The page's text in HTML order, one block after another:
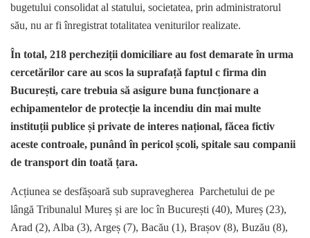
bugetului consolidat al statului, societatea, prin administratorul
său, nu ar fi înregistrat totalitatea veniturilor realizate.
În total, 218 percheziții domiciliare au fost demarate în urma
cercetărilor care au scos la suprafață faptul c firma din
București, care trebuia să asigure buna funcționare a
echipamentelor de protecție la incendiu din mai multe
instituții publice și private de interes național, făcea fictiv
aceste controale, punând în pericol școli, spitale sau companii
de transport din toată țara.
Acțiunea se desfășoară sub supravegherea Parchetului de pe
lângă Tribunalul Mureș și are loc în București (40), Mureș (23),
Arad (2), Alba (3), Argeș (7), Bacău (1), Brașov (8), Buzău (8),